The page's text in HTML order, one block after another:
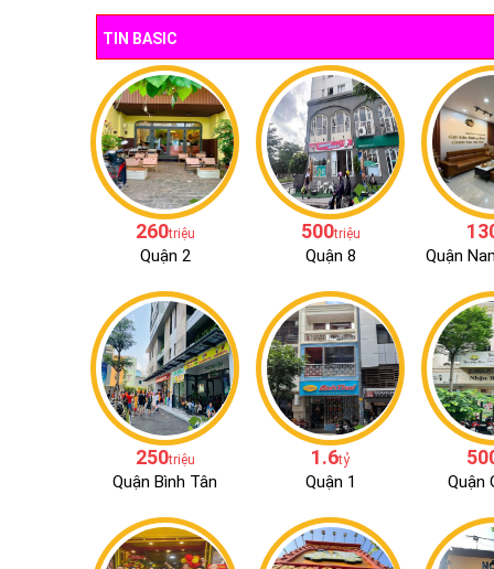
TIN BASIC
260triệu
Quận 2
500triệu
Quận 8 Quận
250triệu
Quận Bình Tân
1.6tỷ
Quận 1 Quận